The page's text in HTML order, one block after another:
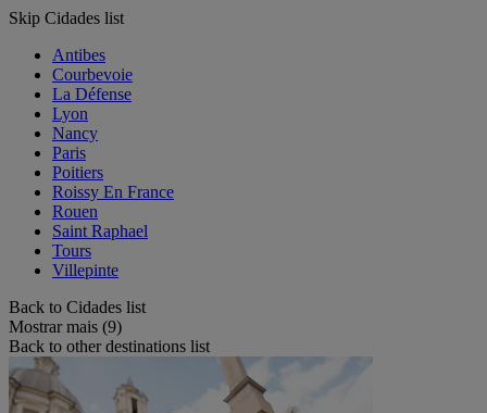
Skip Cidades list
Antibes
Courbevoie
La Défense
Lyon
Nancy
Paris
Poitiers
Roissy En France
Rouen
Saint Raphael
Tours
Villepinte
Back to Cidades list
Mostrar mais (9)
Back to other destinations list